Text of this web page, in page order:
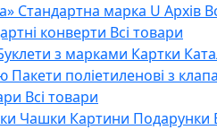
Стандартна марка U Архів
конверти Всі товари
з марками Картки
Пакети поліетиленові з
Всі товари
Чашки Картини Подарунки